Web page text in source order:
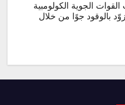
الجوية الكولومبية
بالوقود جوًا من خلال